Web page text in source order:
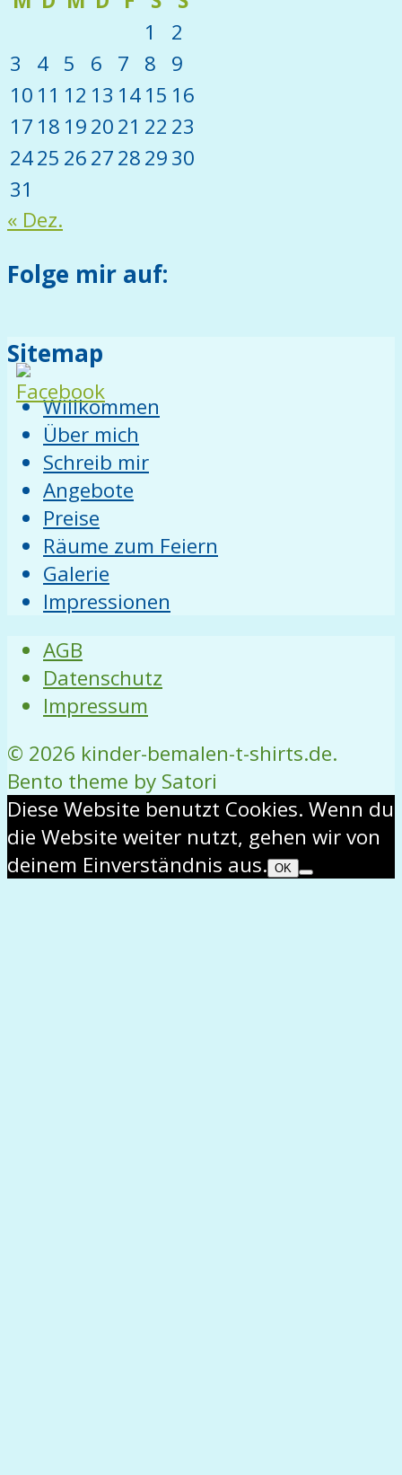
1
2
3
4 5 6 7 8
9
10 11 12 13 1415 16
17 18 192021 22 23
2425 2627282930
31
« Dez.
Folge mir auf:
Sitemap
Willkommen
Über mich
Schreib mir
Angebote
Preise
Räume zum Feiern
Galerie
Impressionen
AGB
Datenschutz
Impressum
© 2026 kinder-bemalen-t-shirts.de.
Bento theme by Satori
Diese Website benutzt Cookies. Wenn du
die Website weiter nutzt, gehen wir von
deinem Einverständnis aus. OK